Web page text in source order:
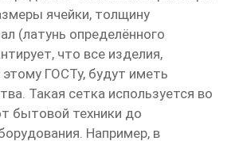
ячейки, толщину
(латунь определённого
что все изделия,
ГОСТу, будут иметь
Такая сетка используется во
бытовой техники до
Например, в